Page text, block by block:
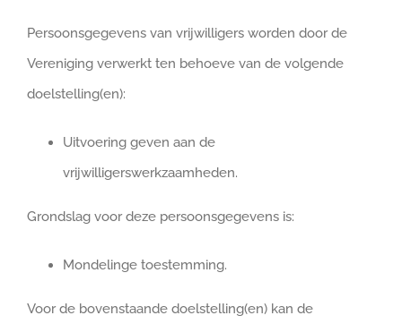
Persoonsgegevens van vrijwilligers worden door de
Vereniging verwerkt ten behoeve van de volgende
doelstelling(en):
Uitvoering geven aan de
vrijwilligerswerkzaamheden.
Grondslag voor deze persoonsgegevens is:
Mondelinge toestemming.
Voor de bovenstaande doelstelling(en) kan de